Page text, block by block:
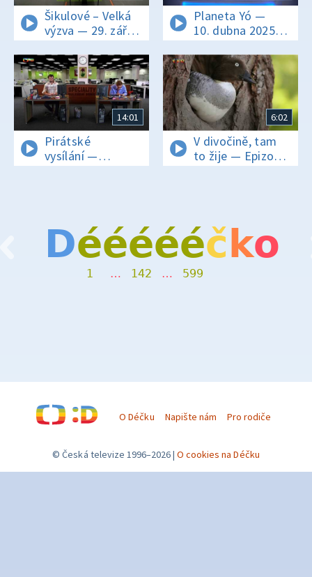
Šikulové – Velká
výzva — 29. září
2022
Planeta Yó —
10. dubna 2025
16:00
14:01
Pirátské
vysílání —
Informace
6:02
V divočině, tam
to žije — Epizoda
27/40
Dé
1
é
…
é
142
é
…
é
599
č ko
O Déčku Napište nám Pro rodiče
© Česká televize 1996–2026 O cookies na Déčku